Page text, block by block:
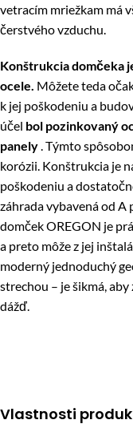
vetracím mriežkam má
čerstvého vzduchu.
Konštrukcia domčeka
ocele. Môžete teda
k jej poškodeniu a
účel bol pozinkovaný
panely. Týmto
korózii. Konštrukcia je
poškodeniu a
záhrada vybavená od A
domček OREGON je
a preto môže z jej
moderný jednoduchý
strechou – je šikmá,
dážď.
Vlastnosti